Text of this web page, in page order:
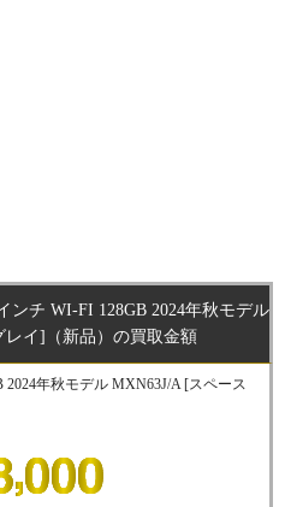
ンチ WI-FI 128GB 2024年秋モデル
レイ]（新品）の買取金額
年秋モデル MXN63J/A [スペース